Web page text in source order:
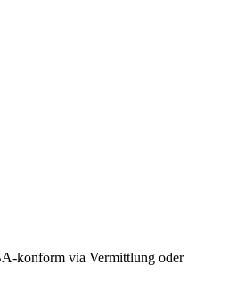
konform via Vermittlung oder